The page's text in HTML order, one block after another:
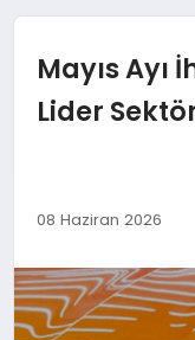
GÜNCEL
MAGAZIN
GENEL
Mayıs Ayı
Lider
08 Haziran 2026